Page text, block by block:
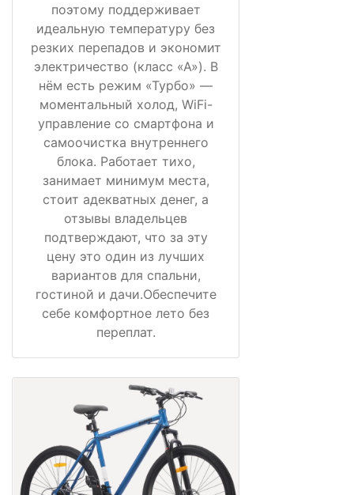
поэтому поддерживает
идеальную температуру без
резких перепадов и экономит
электричество (класс «А»). В
нём есть режим «Турбо» —
моментальный холод, WiFi-
управление со смартфона и
самоочистка внутреннего
блока. Работает тихо,
занимает минимум места,
стоит адекватных денег, а
отзывы владельцев
подтверждают, что за эту
цену это один из лучших
вариантов для спальни,
гостиной и дачи.Обеспечите
себе комфортное лето без
переплат.